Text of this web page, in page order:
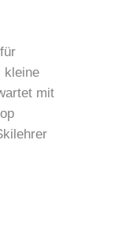
kleine
mit